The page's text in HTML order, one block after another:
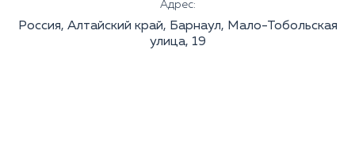
Адрес:
Россия, Алтайский край, Барнаул, Мало-Тобольская
улица, 19